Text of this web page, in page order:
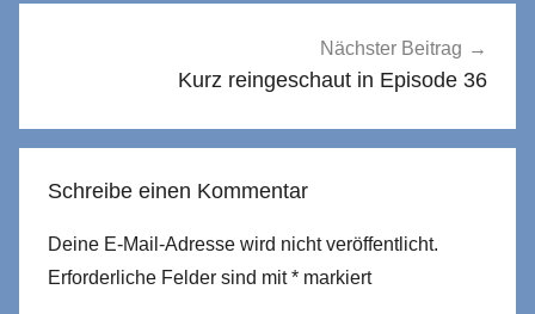
Nächster Beitrag
Kurz reingeschaut in Episode 36
Schreibe einen Kommentar
Deine E-Mail-Adresse wird nicht veröffentlicht.
Erforderliche Felder sind mit* markiert